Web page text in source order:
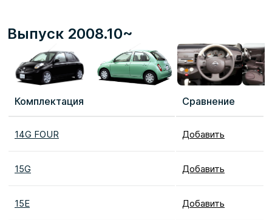
Выпуск 2008.10~
Комплектация Сравнение
14G FOUR Добавить
15G Добавить
15E Добавить